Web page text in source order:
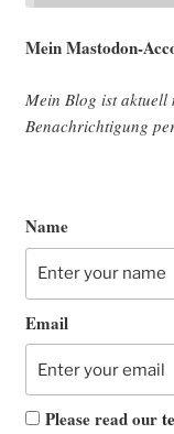
Mein Mast­o­don-
Mein Blog ist aktu­ell
Benach­rich­ti­gung
Name
Email
Please read our